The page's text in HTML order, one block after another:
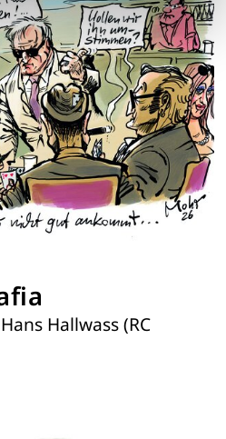
Hallwass (RC